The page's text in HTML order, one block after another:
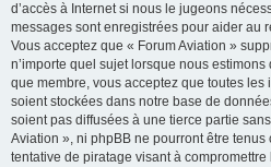
d’accès à Internet si nous le jugeons
messages sont enregistrées pour aider au
Vous acceptez que « Forum Aviation »
n’importe quel sujet lorsque nous
que membre, vous acceptez que toutes
soient stockées dans notre base de
soient pas diffusées à une tierce partie
Aviation », ni phpBB ne pourront être
tentative de piratage visant à